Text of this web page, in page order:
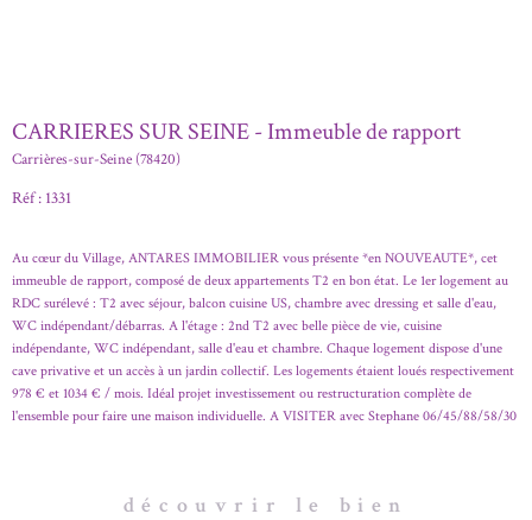
CARRIERES SUR SEINE - Immeuble de rapport
Carrières-sur-Seine (78420)
Réf : 1331
Au cœur du Village, ANTARES IMMOBILIER vous présente *en NOUVEAUTE*, cet
immeuble de rapport, composé de deux appartements T2 en bon état. Le 1er logement au
RDC surélevé : T2 avec séjour, balcon cuisine US, chambre avec dressing et salle d'eau,
WC indépendant/débarras. A l'étage : 2nd T2 avec belle pièce de vie, cuisine
indépendante, WC indépendant, salle d'eau et chambre. Chaque logement dispose d'une
cave privative et un accès à un jardin collectif. Les logements étaient loués respectivement
978 € et 1034 € / mois. Idéal projet investissement ou restructuration complète de
l'ensemble pour faire une maison individuelle. A VISITER avec Stephane 06/45/88/58/30
découvrir le bien